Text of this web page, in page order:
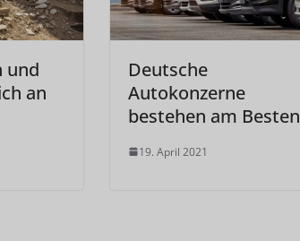
und
an
Deutsche
Autokonzerne
bestehen am Besten
19. April 2021